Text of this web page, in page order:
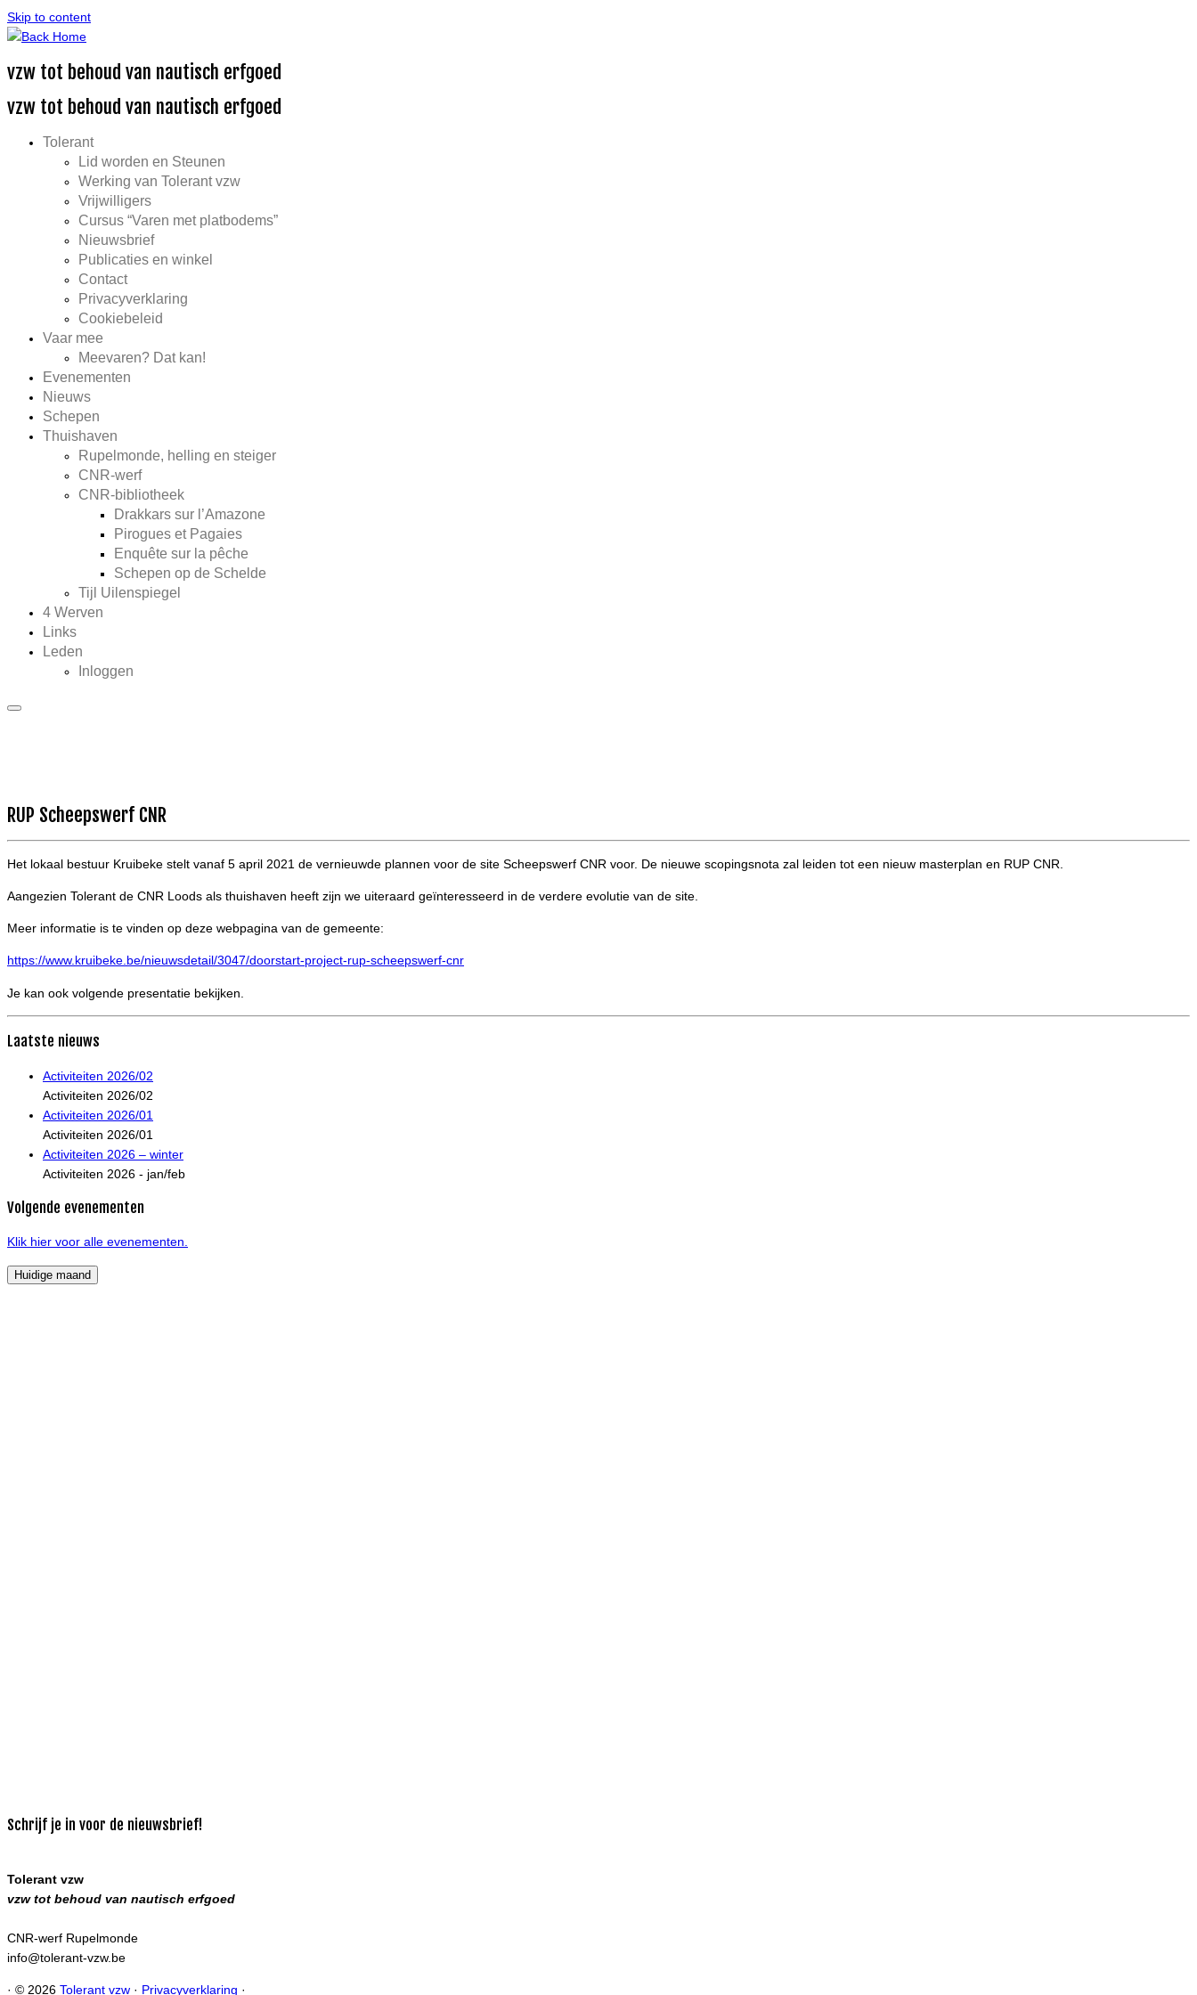
Skip to content
vzw tot behoud van nautisch erfgoed
vzw tot behoud van nautisch erfgoed
Tolerant
Lid worden en Steunen
Werking van Tolerant vzw
Vrijwilligers
Cursus “Varen met platbodems”
Nieuwsbrief
Publicaties en winkel
Contact
Privacyverklaring
Cookiebeleid
Vaar mee
Meevaren? Dat kan!
Evenementen
Nieuws
Schepen
Thuishaven
Rupelmonde, helling en steiger
CNR-werf
CNR-bibliotheek
Drakkars sur l’Amazone
Pirogues et Pagaies
Enquête sur la pêche
Schepen op de Schelde
Tijl Uilenspiegel
4 Werven
Links
Leden
Inloggen
RUP Scheepswerf CNR
Het lokaal bestuur Kruibeke stelt vanaf 5 april 2021 de vernieuwde plannen voor de site Scheepswerf CNR voor. De nieuwe scopingsnota zal leiden tot een nieuw masterplan en RUP CNR.
Aangezien Tolerant de CNR Loods als thuishaven heeft zijn we uiteraard geïnteresseerd in de verdere evolutie van de site.
Meer informatie is te vinden op deze webpagina van de gemeente:
https://www.kruibeke.be/nieuwsdetail/3047/doorstart-project-rup-scheepswerf-cnr
Je kan ook volgende presentatie bekijken.
Laatste nieuws
Activiteiten 2026/02
Activiteiten 2026/02
Activiteiten 2026/01
Activiteiten 2026/01
Activiteiten 2026 – winter
Activiteiten 2026 - jan/feb
Volgende evenementen
Klik hier voor alle evenementen.
Huidige maand
Schrijf je in voor de nieuwsbrief!
Tolerant vzw
vzw tot behoud van nautisch erfgoed
CNR-werf Rupelmonde
info@tolerant-vzw.be
· © 2026 Tolerant vzw · Privacyverklaring ·